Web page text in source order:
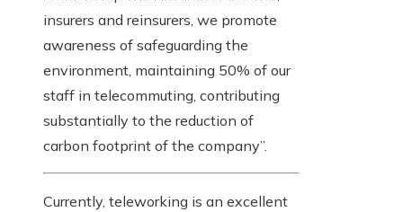
insurers and reinsurers, we promote
awareness of safeguarding the
environment, maintaining 50% of our
staff in telecommuting, contributing
substantially to the reduction of
carbon footprint of the company”.
Currently, teleworking is an excellent